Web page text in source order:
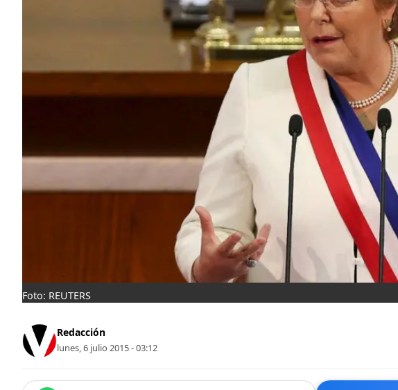
Foto: REUTERS
Redacción
lunes, 6 julio 2015 - 03:12